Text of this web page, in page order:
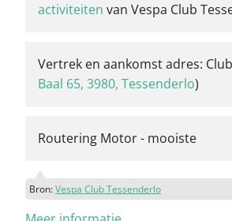
activiteiten van Vespa Club
Vertrek en aankomst adres:
Baal 65, 3980, Tessenderlo)
Routering Motor - mooiste
Bron:Vespa Club Tessenderlo